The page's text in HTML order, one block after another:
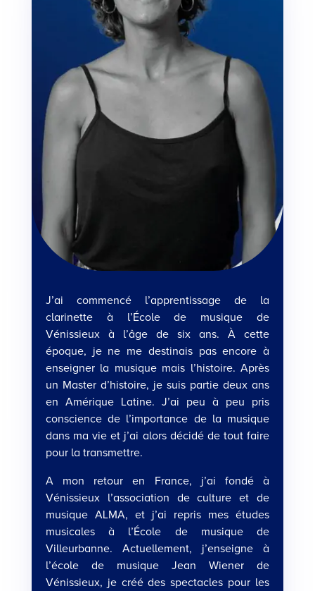
J’ai commencé l’apprentissage de la
clarinette à l’École de musique de
Vénissieux à l’âge de six ans. À cette
époque, je ne me destinais pas encore à
enseigner la musique mais l’histoire. Après
un Master d’histoire, je suis partie deux ans
en Amérique Latine. J’ai peu à peu pris
conscience de l’importance de la musique
dans ma vie et j’ai alors décidé de tout faire
pour la transmettre.
A mon retour en France, j’ai fondé à
Vénissieux l’association de culture et de
musique ALMA, et j’ai repris mes études
musicales à l’École de musique de
Villeurbanne. Actuellement, j’enseigne à
l’école de musique Jean Wiener de
Vénissieux, je créé des spectacles pour les